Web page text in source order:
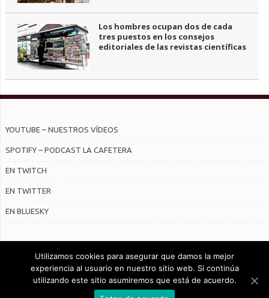
Los hombres ocupan dos de cada
tres puestos en los consejos
editoriales de las revistas científicas
YOUTUBE – NUESTROS VÍDEOS
SPOTIFY – PODCAST LA CAFETERA
EN TWITCH
EN TWITTER
EN BLUESKY
© Radiocable en Internet S.L.
Utilizamos cookies para asegurar que damos la mejor
experiencia al usuario en nuestro sitio web. Si continúa
utilizando este sitio asumiremos que está de acuerdo.